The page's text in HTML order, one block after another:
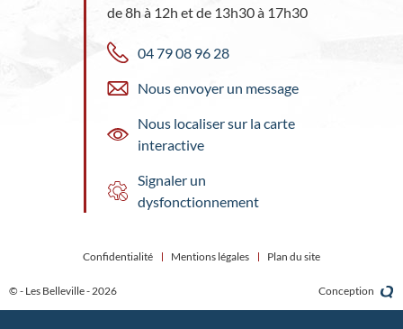
de 8h à 12h et de 13h30 à 17h30
04 79 08 96 28
Nous envoyer un message
Nous localiser sur la carte
interactive
Signaler un
dysfonctionnement
© - Les Belleville - 2026
Confidentialité Mentions légales Plan du site
Conception